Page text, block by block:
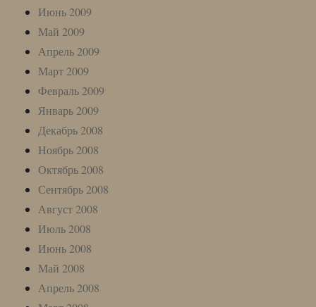
Июнь 2009
Май 2009
Апрель 2009
Март 2009
Февраль 2009
Январь 2009
Декабрь 2008
Ноябрь 2008
Октябрь 2008
Сентябрь 2008
Август 2008
Июль 2008
Июнь 2008
Май 2008
Апрель 2008